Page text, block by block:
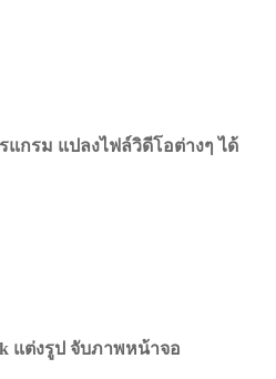
แกรม แปลงไฟล์วิดีโอต่างๆ ได้
แต่งรูป จับภาพหน้าจอ